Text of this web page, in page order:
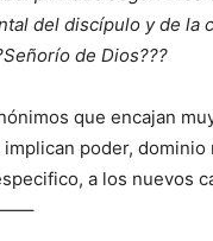
del discípulo y de la
de Dios???
que encajan
poder,
a los nuevos